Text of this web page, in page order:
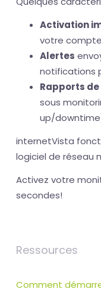
Activation
votre compte
Alertes
notifications
Rapports
sous
up/
internetVista
logiciel de réseau
Activez votre
secondes!
Ressources
Comment